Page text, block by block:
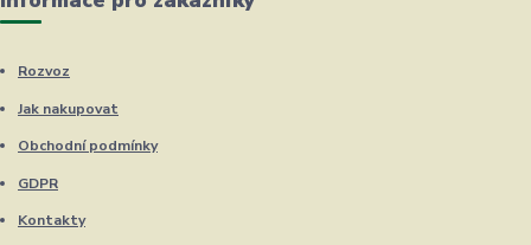
Rozvoz
Jak nakupovat
Obchodní podmínky
GDPR
Kontakty